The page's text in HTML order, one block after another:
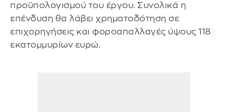
προϋπολογισμού του έργου. Συνολικά η
επένδυση θα λάβει χρηματοδότηση σε
επιχορηγήσεις και φοροαπαλλαγές ύψους 118
εκατομμυρίων ευρώ.